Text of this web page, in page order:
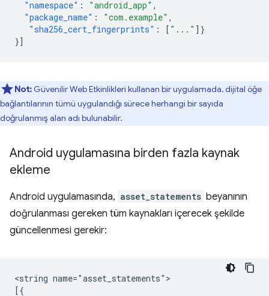
"namespace" : "android_app" ,
"package_name" : "com.example" ,
"sha256_cert_fingerprints" : [ "..." ]}
}]
Not: Güvenilir Web Etkinlikleri kullanan bir uygulamada, dijital öğe
bağlantılarının tümü uygulandığı sürece herhangi bir sayıda
doğrulanmış alan adı bulunabilir.
Android uygulamasına birden fazla kaynak
ekleme
Android uygulamasında, asset_statements beyanının
doğrulanması gereken tüm kaynakları içerecek şekilde
güncellenmesi gerekir:
<string name="asset_statements">